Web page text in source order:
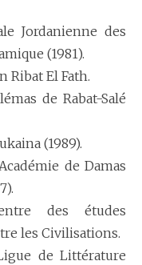
Jordanienne des
(1981).
Ribat El Fath.
de Rabat-Salé
(1989).
de Damas
des études
les Civilisations.
de Littérature